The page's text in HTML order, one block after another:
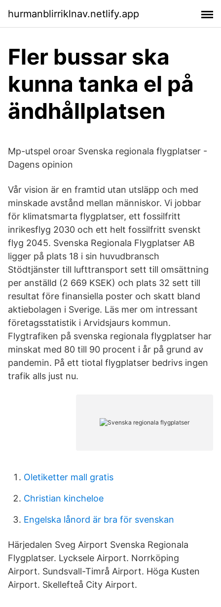
hurmanblirriklnav.netlify.app
Fler bussar ska
kunna tanka el på
ändhållplatsen
Mp-utspel oroar Svenska regionala flygplatser -
Dagens opinion
Vår vision är en framtid utan utsläpp och med
minskade avstånd mellan människor. Vi jobbar
för klimatsmarta flygplatser, ett fossilfritt
inrikesflyg 2030 och ett helt fossilfritt svenskt
flyg 2045. Svenska Regionala Flygplatser AB
ligger på plats 18 i sin huvudbransch
Stödtjänster till lufttransport sett till omsättning
per anställd (2 669 KSEK) och plats 32 sett till
resultat före finansiella poster och skatt bland
aktiebolagen i Sverige. Läs mer om intressant
företagsstatistik i Arvidsjaurs kommun.
Flygtrafiken på svenska regionala flygplatser har
minskat med 80 till 90 procent i år på grund av
pandemin. På ett tiotal flygplatser bedrivs ingen
trafik alls just nu.
Oletiketter mall gratis
Christian kincheloe
Engelska lånord är bra för svenskan
Härjedalen Sveg Airport Svenska Regionala
Flygplatser. Lycksele Airport. Norrköping
Airport. Sundsvall-Timrå Airport. Höga Kusten
Airport. Skellefteå City Airport.